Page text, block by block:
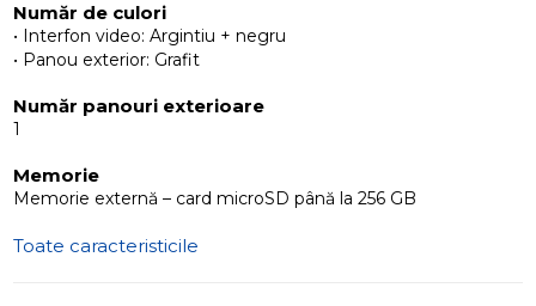
Număr de culori
• Interfon video: Argintiu + negru
• Panou exterior: Grafit
Număr panouri exterioare
1
Memorie
Memorie externă – card microSD până la 256 GB
Toate caracteristicile